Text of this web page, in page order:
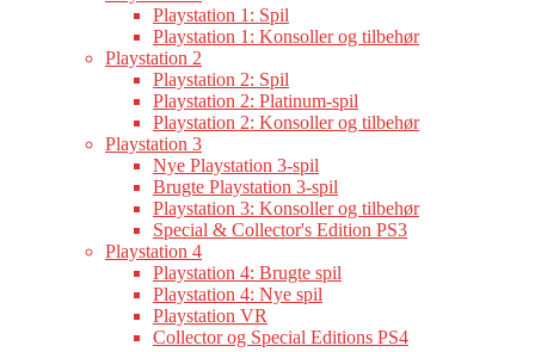
Playstation 1: Spil
Playstation 1: Konsoller og tilbehør
Playstation 2
Playstation 2: Spil
Playstation 2: Platinum-spil
Playstation 2: Konsoller og tilbehør
Playstation 3
Nye Playstation 3-spil
Brugte Playstation 3-spil
Playstation 3: Konsoller og tilbehør
Special & Collector's Edition PS3
Playstation 4
Playstation 4: Brugte spil
Playstation 4: Nye spil
Playstation VR
Collector og Special Editions PS4